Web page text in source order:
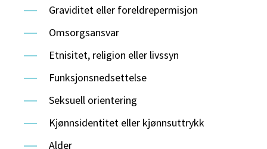
Graviditet eller foreldrepermisjon
Omsorgsansvar
Etnisitet, religion eller livssyn
Funksjonsnedsettelse
Seksuell orientering
Kjønnsidentitet eller kjønnsuttrykk
Alder